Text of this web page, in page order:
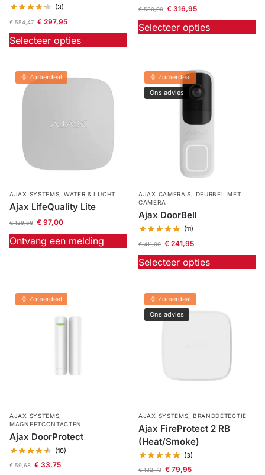
(3)
€554,47 €297,95
Selecteer opties
€530,00 €316,95
Selecteer opties
🌞 Zomerdeal
AJAX SYSTEMS, WATER & LUCHT
Ajax LifeQuality Lite
€129,56 €97,00
Ontvang een melding
🌞 Zomerdeal
Ons advies
AJAX CAMERA'S, DEURBEL MET
CAMERA
Ajax DoorBell
(11)
€411,00 €241,95
Selecteer opties
🌞 Zomerdeal
AJAX SYSTEMS,
MAGNEETCONTACTEN
Ajax DoorProtect
(10)
€59,68 €33,75
🌞 Zomerdeal
Ons advies
AJAX SYSTEMS, BRANDDETECTIE
Ajax FireProtect 2 RB
(Heat/Smoke)
(3)
€132,73 €79,95